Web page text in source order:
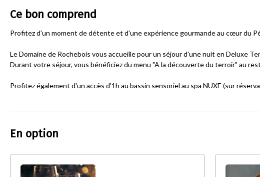
Ce bon comprend
Profitez d'un moment de détente et d'une expérience gourmande au cœur du
Le Domaine de Rochebois vous accueille pour un séjour d'une nuit en Deluxe
Durant votre séjour, vous bénéficiez du menu "A la découverte du terroir" au
Profitez également d'un accès d'1h au bassin sensoriel au spa NUXE (sur
En option